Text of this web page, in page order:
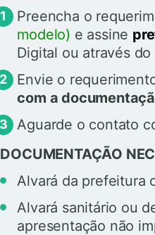
Preencha o
modelo) e assine
Digital ou através do
Envie o
com a
Aguarde o contato
DOCUMENTAÇÃO
Alvará da prefeitura
Alvará sanitário ou
apresentação não